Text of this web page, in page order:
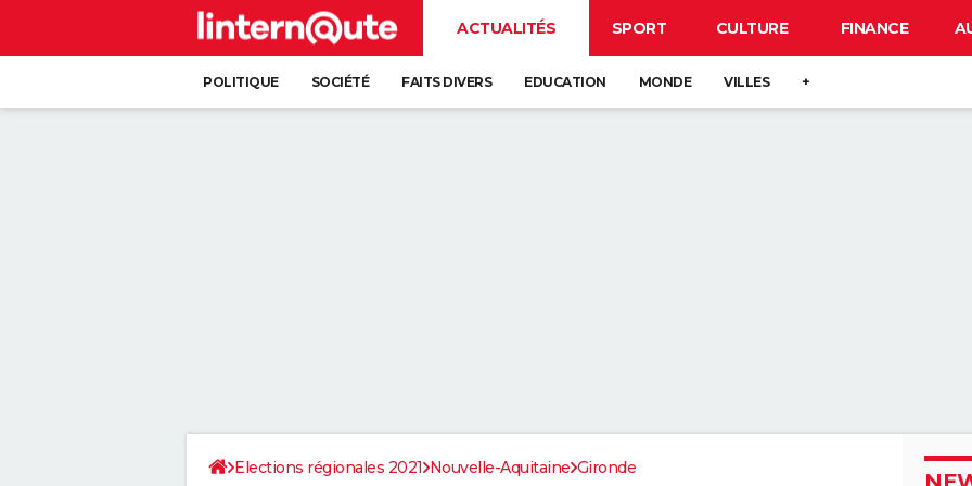
ACTUALITÉS SPORT CULTURE FINANCE
POLITIQUE SOCIÉTÉ FAITS DIVERS EDUCATION MONDE VILLES +
Elections régionales 2021 Nouvelle-Aquitaine Gironde